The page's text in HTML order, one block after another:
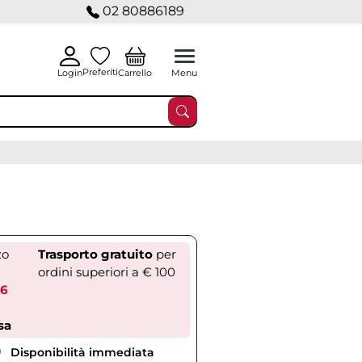
02 80886189
LoginPreferitiCarrello Menu
Trasporto gratuitoper
ordini superiori a € 100
Disponibilità immediata